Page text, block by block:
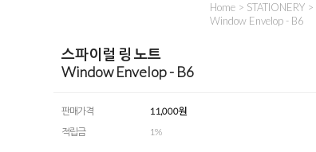
Home > STATIONERY >
Window Envelop - B6
스파이럴 링 노트
Window Envelop - B6
판매가격 11,000원
적립금
1%